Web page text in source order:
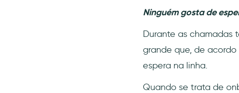
Ninguém gosta de
Durante as chamadas
grande que, de acordo
espera na linha.
Quando se trata de